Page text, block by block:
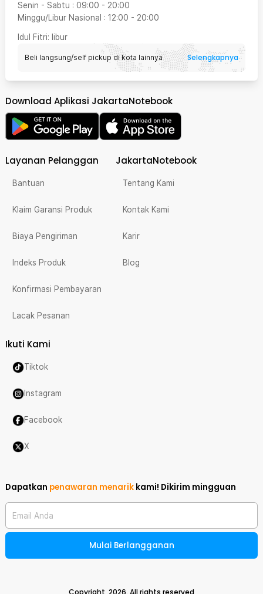
Senin - Sabtu : 09:00 - 20:00
Minggu/Libur Nasional : 12:00 - 20:00
Idul Fitri: libur
Beli langsung/self pickup di kota lainnya Selengkapnya
Download Aplikasi JakartaNotebook
Layanan Pelanggan
Bantuan
Klaim Garansi Produk
Biaya Pengiriman
Indeks Produk
Konfirmasi Pembayaran
Lacak Pesanan
JakartaNotebook
Tentang Kami
Kontak Kami
Karir
Blog
Ikuti Kami
Tiktok
Instagram
Facebook
X
Dapatkan penawaran menarik kami! Dikirim mingguan
Email Anda
Mulai Berlangganan
Copyright, 2026. All rights reserved